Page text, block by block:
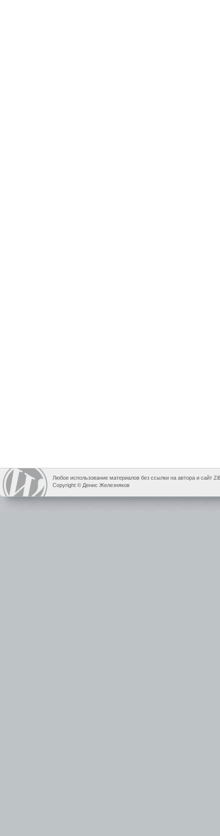
Любое использование материалов без ссылки на автора и сайт
Copyright © Денис Железняков